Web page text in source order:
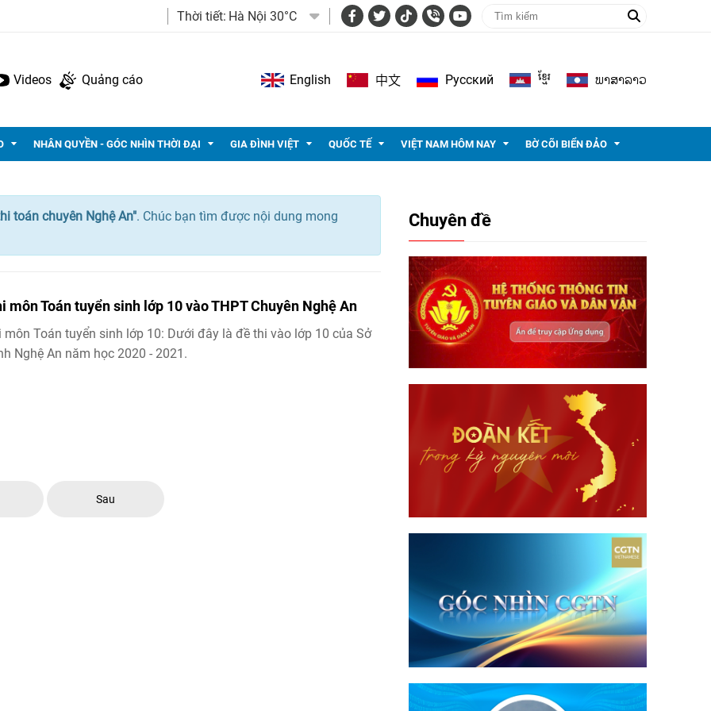
Thời tiết: Hà Nội 30°C
Videos Quảng cáo English 中文 Pусский ខ្មែរ ພາ​ສາ​ລາວ
NHÂN QUYỀN - GÓC NHÌN THỜI ĐẠI GIA ĐÌNH VIỆT QUỐC TẾ VIỆT NAM HÔM NAY BỜ CÕI BIỂN ĐẢO
toán chuyên Nghệ An". Chúc bạn tìm được nội dung mong
môn Toán tuyển sinh lớp 10 vào THPT Chuyên Nghệ An
môn Toán tuyển sinh lớp 10: Dưới đây là đề thi vào lớp 10 của Sở
Nghệ An năm học 2020 - 2021.
Sau
Chuyên đề